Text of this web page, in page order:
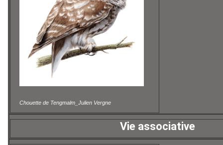
Chouette de Tengmalm_Julien Vergne
Vie associative